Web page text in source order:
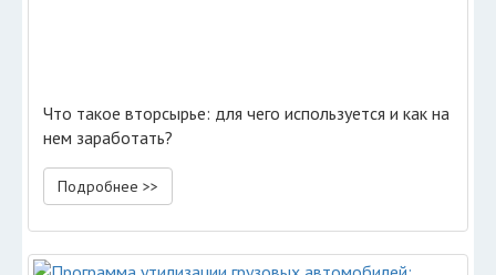
Что такое вторсырье: для чего используется и как на
нем заработать?
Подробнее >>